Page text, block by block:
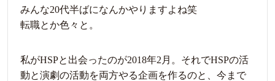
みんな20代半ばになんかやりますよね笑
転職とか色々と。
私がHSPと出会ったのが2018年2月。それでHSPの活
動と演劇の活動を両方やる企画を作るのと、今まで